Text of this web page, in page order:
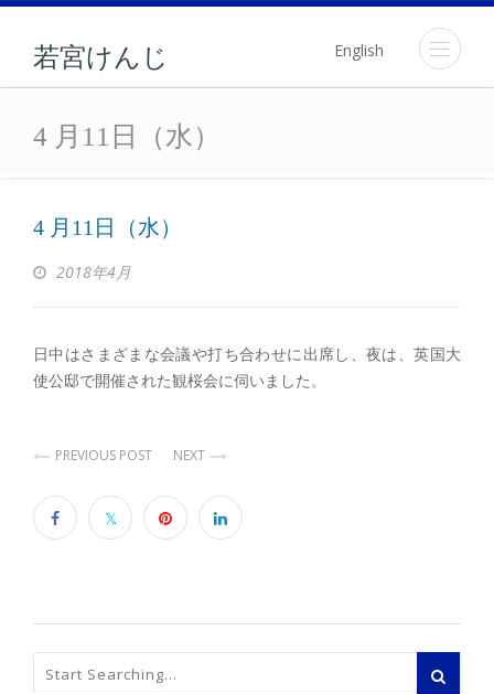
若宮けんじ English
4 月11日（水）
4 月11日（水）
4 月11日（水）
2018年4月
日中はさまざまな会議や打ち合わせに出席し、夜は、英国大
使公邸で開催された観桜会に伺いました。
PREVIOUS POST NEXT